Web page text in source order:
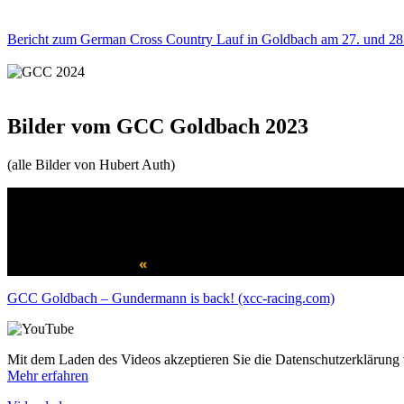
Bericht zum German Cross Country Lauf in Goldbach am 27. und
Bilder vom GCC Goldbach 2023
(alle Bilder von Hubert Auth)
«
GCC Goldbach – Gundermann is back! (xcc-racing.com)
Mit dem Laden des Videos akzeptieren Sie die
Mehr erfahren